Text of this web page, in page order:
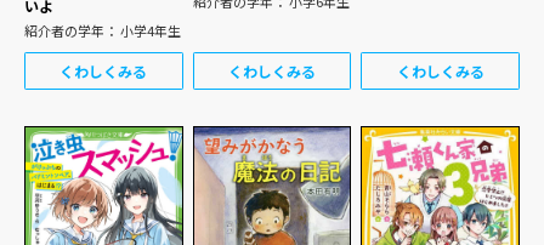
いよ
紹介者の学年： 小学4年生
くわしくみる くわしくみる くわしくみる